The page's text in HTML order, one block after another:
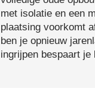
met isolatie en een
plaatsing voorkomt
ben je opnieuw
ingrijpen bespaart